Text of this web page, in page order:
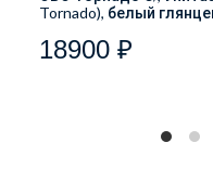
Tornado), белый
18900 ₽